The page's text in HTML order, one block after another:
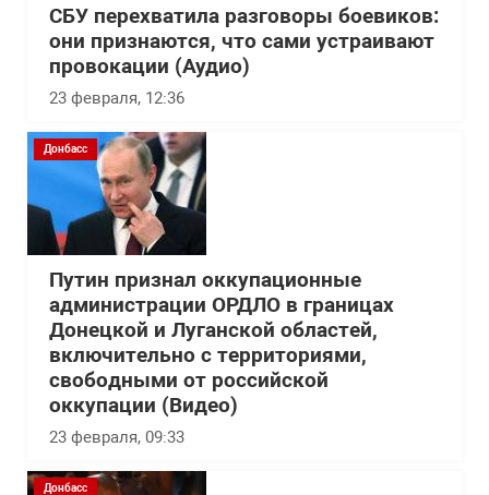
СБУ перехватила разговоры боевиков:
они признаются, что сами устраивают
провокации (Аудио)
23 февраля, 12:36
Донбасс
Путин признал оккупационные
администрации ОРДЛО в границах
Донецкой и Луганской областей,
включительно с территориями,
свободными от российской
оккупации (Видео)
23 февраля, 09:33
Донбасс